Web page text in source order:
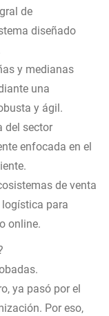
de
diseñado
y medianas
una
y ágil.
del sector
enfocada en el
de venta
para
online.
ya pasó por el
Por eso,